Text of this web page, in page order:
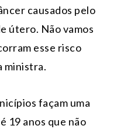
causados pelo
útero. Não vamos
esse risco
ministra.
façam uma
19 anos que não